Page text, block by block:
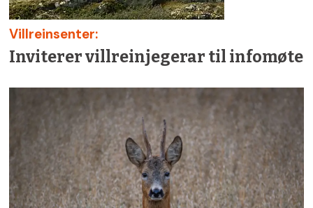
Villreinsenter:
Inviterer villreinjegerar til infomøte